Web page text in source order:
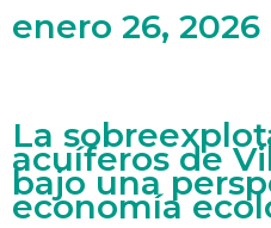
enero 26, 2026
La
acuíferos de
bajo una
economía